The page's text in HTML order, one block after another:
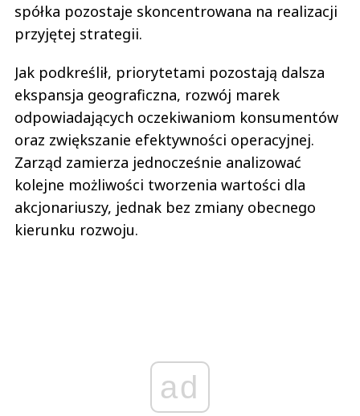
spółka pozostaje skoncentrowana na realizacji
przyjętej strategii.
Jak podkreślił, priorytetami pozostają dalsza
ekspansja geograficzna, rozwój marek
odpowiadających oczekiwaniom konsumentów
oraz zwiększanie efektywności operacyjnej.
Zarząd zamierza jednocześnie analizować
kolejne możliwości tworzenia wartości dla
akcjonariuszy, jednak bez zmiany obecnego
kierunku rozwoju.
ad